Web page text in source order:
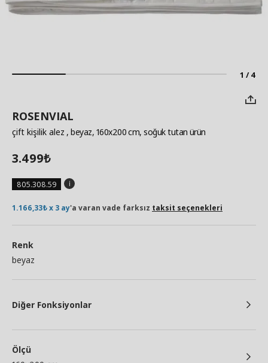
1 / 4
ROSENVIAL
çift kişilik alez , beyaz, 160x200 cm, soğuk tutan ürün
3.499₺
805.308.59
1.166,33₺ x 3 ay'a varan vade farksız taksit seçenekleri
Renk
beyaz
Diğer Fonksiyonlar
Ölçü